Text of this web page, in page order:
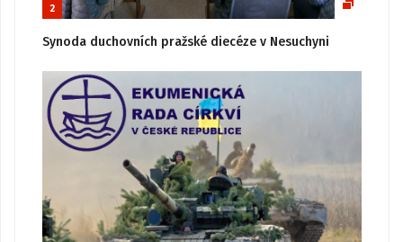
2
Synoda duchovních pražské diecéze v Nesuchyni